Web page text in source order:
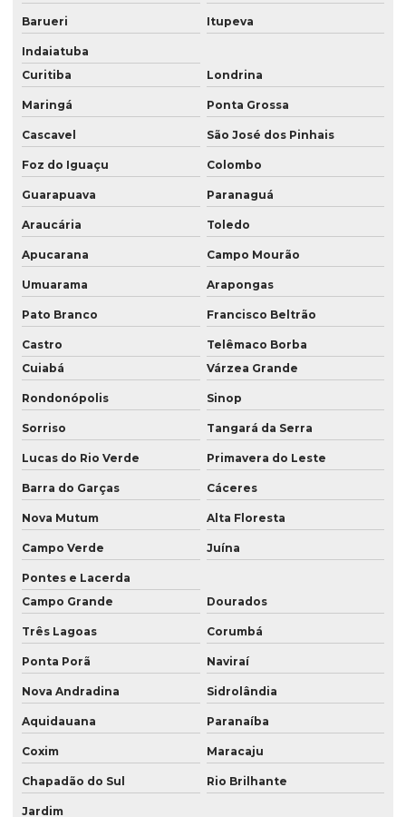
Mapeamento com drones em são paulo
Mapeamento com drones em sp
Meio ambiente consultoria
Prestação de serviços de topografia
Serviço de consultoria ambiental em londrina
Serviço de consultoria ambiental em londrina pr
Serviço de consultoria ambiental no paraná
Serviço de consultoria ambiental no pr
Serviço de consultoria ambiental em presidente prudente
Serviço de consultoria ambiental em presidente prudente sp
Serviço de consultoria ambiental em são paulo
Serviço de georreferenciamento em londrina
Serviço de georreferenciamento no paraná
Serviço de georreferenciamento no pr
Serviço de georreferenciamento em presidente prudente
Serviço de georreferenciamento em são paulo
Serviço de georreferenciamento em sp
Serviço de topografia
Serviço de topografia em londrina
Serviço de topografia no paraná
Barueri Itupeva
Indaiatuba
Curitiba
Londrina
Maringá Ponta Grossa
Cascavel São José dos Pinhais
Foz do Iguaçu Colombo
Guarapuava Paranaguá
Araucária Toledo
Apucarana Campo Mourão
Umuarama Arapongas
Pato Branco Francisco Beltrão
Castro
Telêmaco Borba
Cuiabá
Várzea Grande
Rondonópolis Sinop
Sorriso Tangará da Serra
Lucas do Rio Verde Primavera do Leste
Barra do Garças Cáceres
Nova Mutum Alta Floresta
Campo Verde Juína
Pontes e Lacerda
Campo Grande
Dourados
Três Lagoas Corumbá
Ponta Porã Naviraí
Nova Andradina Sidrolândia
Aquidauana Paranaíba
Coxim Maracaju
Chapadão do Sul Rio Brilhante
Jardim